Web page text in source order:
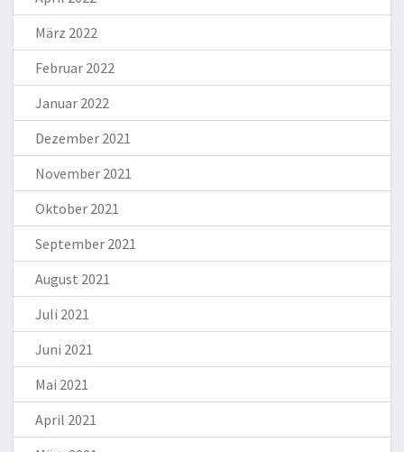
März 2022
Februar 2022
Januar 2022
Dezember 2021
November 2021
Oktober 2021
September 2021
August 2021
Juli 2021
Juni 2021
Mai 2021
April 2021